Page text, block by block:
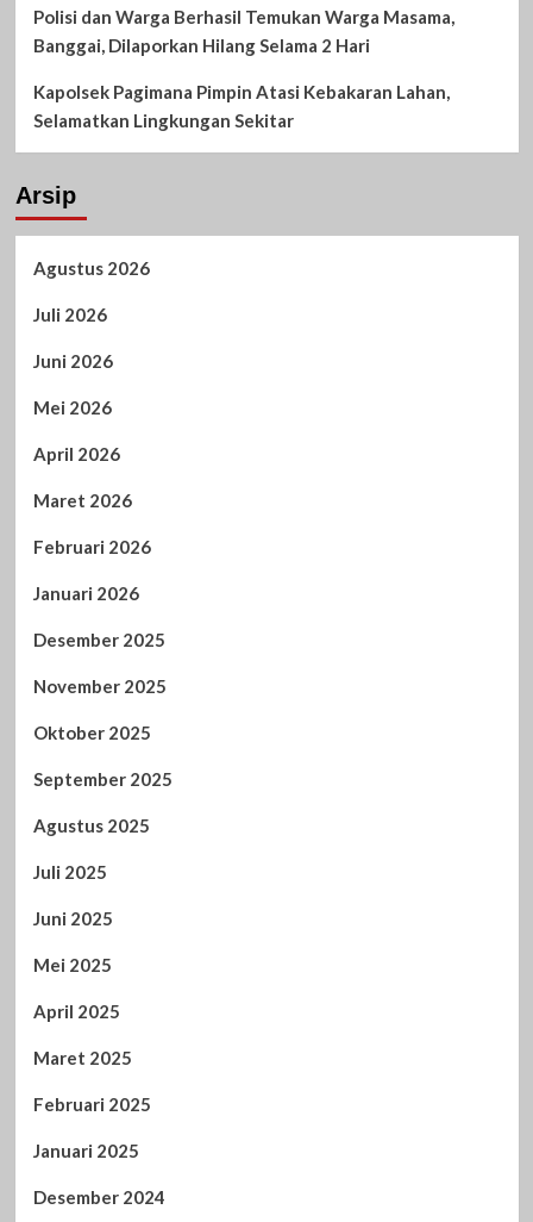
Polisi dan Warga Berhasil Temukan Warga Masama,
Banggai, Dilaporkan Hilang Selama 2 Hari
Kapolsek Pagimana Pimpin Atasi Kebakaran Lahan,
Selamatkan Lingkungan Sekitar
Arsip
Agustus 2026
Juli 2026
Juni 2026
Mei 2026
April 2026
Maret 2026
Februari 2026
Januari 2026
Desember 2025
November 2025
Oktober 2025
September 2025
Agustus 2025
Juli 2025
Juni 2025
Mei 2025
April 2025
Maret 2025
Februari 2025
Januari 2025
Desember 2024